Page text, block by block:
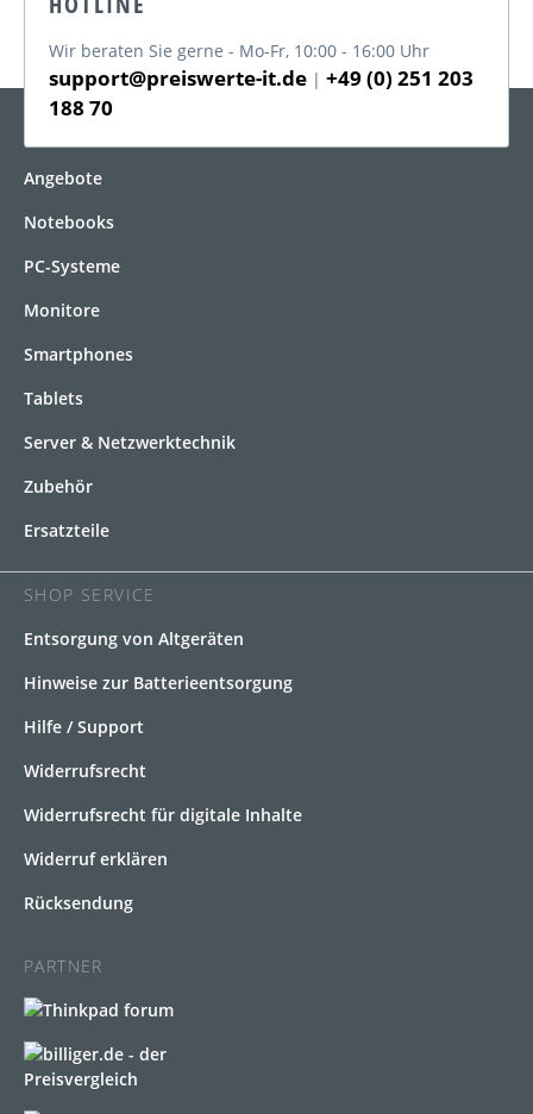
Wir beraten Sie gerne - Mo-Fr, 10:00 - 16:00 Uhr
support@preiswerte-it.de | +49 (0) 251 203
188 70
Angebote
Notebooks
PC-Systeme
Monitore
Smartphones
Tablets
Server & Netzwerktechnik
Zubehör
Ersatzteile
SHOP SERVICE
Entsorgung von Altgeräten
Hinweise zur Batterieentsorgung
Hilfe / Support
Widerrufsrecht
Widerrufsrecht für digitale Inhalte
Widerruf erklären
Rücksendung
PARTNER